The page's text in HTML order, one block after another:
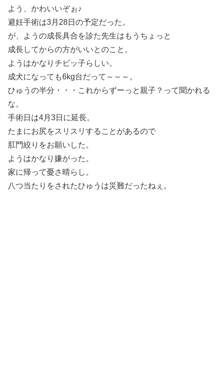
よう、かわいいぞぉ♪
避妊手術は3月28日の予定だった。
が、ようの成長具合を診た先生はもうちょっと
成長してからの方がいいとのこと。
ようはかなりチビッ子らしい。
成犬になっても6kg台だって～～～。
ひゅうの半分・・・これからずーっと親子？って聞かれる
な。
手術日は4月3日に延長。
たまにお尻をスリスリすることがあるので
肛門絞りをお願いした。
ようはかなり嫌がった。
家に帰って憂さ晴らし。
八つ当たりをされたひゅうは災難だったねぇ。